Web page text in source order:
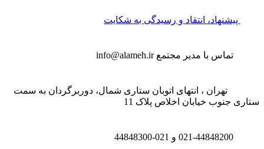
پیشنهاد، انتقاد و رسیدگی به شکایت
تماس با مدیر مجتمعinfo@alameh.ir
تهران ، انتهای اتوبان ستاری شمال، دوربرگردان به سمت
جنوب خیابان اخلاص پلاک 11
021-44848200 و 021-44848300